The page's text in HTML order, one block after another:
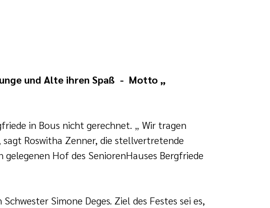
und Alte ihren Spaß - Motto „
in Bous nicht gerechnet. „ Wir tragen
Roswitha Zenner, die stellvertretende
Hof des SeniorenHauses Bergfriede
Simone Deges. Ziel des Festes sei es,